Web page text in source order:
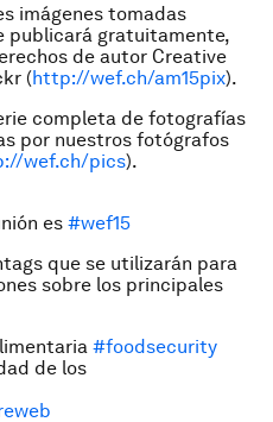
imágenes tomadas
publicará gratuitamente,
de autor Creative
(http://wef.ch/am15pix).
completa de fotografías
por nuestros fotógrafos
wef.ch/pics).
es #wef15
que se utilizarán para
sobre los principales
#foodsecurity
de los